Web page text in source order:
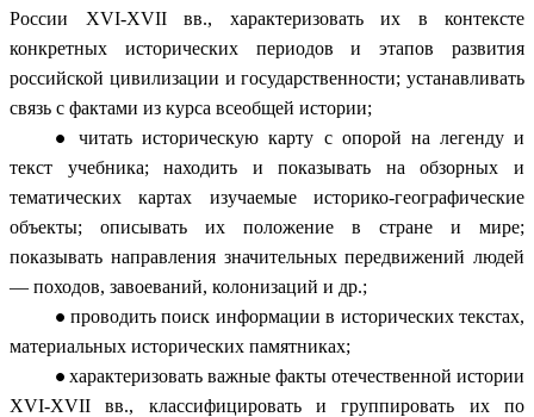
России XVI-XVII вв., характеризовать их в контексте
конкретных исторических периодов и этапов развития
российской цивилизации и государственности; устанавливать
связь с фактами из курса всеобщей истории;
читать историческую карту с опорой на легенду и
текст учебника; находить и показывать на обзорных и
тематических картах изучаемые историко-географические
объекты; описывать их положение в стране и мире;
показывать направления значительных передвижений людей
— походов, завоеваний, колонизаций и др.;
проводить поиск информации в исторических текстах,
материальных исторических памятниках;
характеризовать важные факты отечественной истории
XVI-XVII вв., классифицировать и группировать их по